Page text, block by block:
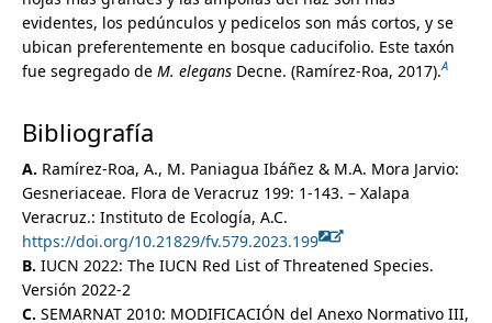
evidentes, los pedúnculos y pedicelos son más cortos, y se
ubican preferentemente en bosque caducifolio. Este taxón
fue segregado de M. elegans Decne. (Ramírez-Roa, 2017).A
Bibliografía
A. Ramírez-Roa, A., M. Paniagua Ibáñez & M.A. Mora Jarvio:
Gesneriaceae. Flora de Veracruz 199: 1-143. – Xalapa
Veracruz.: Instituto de Ecología, A.C.
https://doi.org/10.21829/fv.579.2023.199
B. IUCN 2022: The IUCN Red List of Threatened Species.
Versión 2022-2
C. SEMARNAT 2010: MODIFICACIÓN del Anexo Normativo III,
Eriocaulaceae
Erythroxylaceae
Euphorbiaceae
Fabaceae
Fouquieriaceae
Garryaceae
Gelsemiaceae
Gentianaceae
Geraniaceae
Gesneriaceae
Achimenes